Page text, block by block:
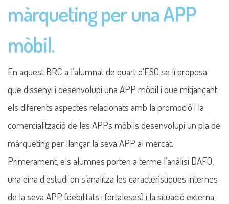
màrqueting per una APP
mòbil.
En aquest BRC a l’alumnat de quart d’ESO se li proposa
que dissenyi i desenvolupi una APP mòbil i que mitjançant
els diferents aspectes relacionats amb la promoció i la
comercialització de les APPs mòbils desenvolupi un pla de
màrqueting per llançar la seva APP al mercat.
Primerament, els alumnes porten a terme l’anàlisi DAFO,
una eina d'estudi on s’analitza les característiques internes
de la seva APP (debilitats i fortaleses) i la situació externa